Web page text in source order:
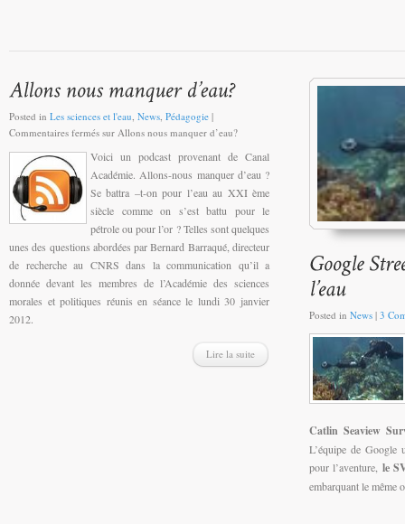
Posted in Les sciences et l'eau News Pédagogie |
Commentaires fermés sur Allons nous manquer d’eau?
Voici un podcast provenant de Canal
Académie. Allons-nous manquer d’eau ?
Se battra –t-on pour l’eau au XXI ème
siècle comme on s’est battu pour le
pétrole ou pour l’or ? Telles sont quelques
unes des questions abordées par Bernard Barraqué, directeur
de recherche au CNRS dans la communication qu’il a
donnée devant les membres de l’Académie des sciences
morales et politiques réunis en séance le lundi 30 janvier
2012.
Lire la suite
Posted in News | 3
Catlin Seaview
L’équipe de Google
pour l’aventure, le
embarquant le même